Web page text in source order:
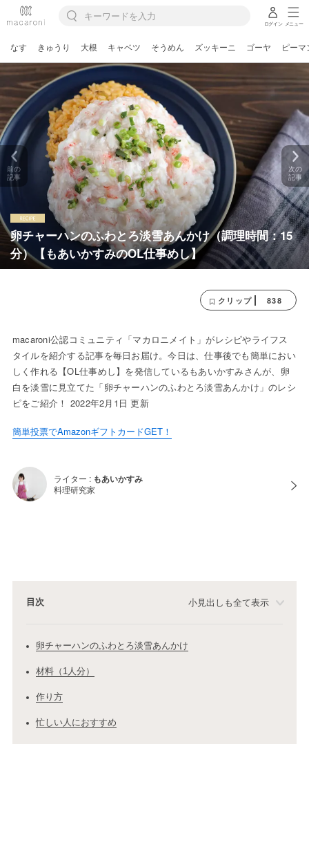
ログイン メニュー
なす きゅうり 大根 キャベツ そうめん ズッキーニ ゴーヤ ピーマ
卵チャーハンのふわとろ淡雪あんかけ（調理時間：15
分）【もあいかすみのOL仕事めし】
前の
記事
次の
記事
クリップ 838
macaroni公認コミュニティ「マカロニメイト」がレシピやライフス
タイルを紹介する記事を毎日お届け。今日は、仕事後でも簡単におい
しく作れる【OL仕事めし】を発信しているもあいかすみさんが、卵
白を淡雪に見立てた「卵チャーハンのふわとろ淡雪あんかけ」のレシ
ピをご紹介！ 2022年2月1日 更新
簡単投票でAmazonギフトカードGET！
ライター : もあいかすみ
料理研究家
目次 小見出しも全て表示
卵チャーハンのふわとろ淡雪あんかけ
材料（1人分）
作り方
忙しい人におすすめ